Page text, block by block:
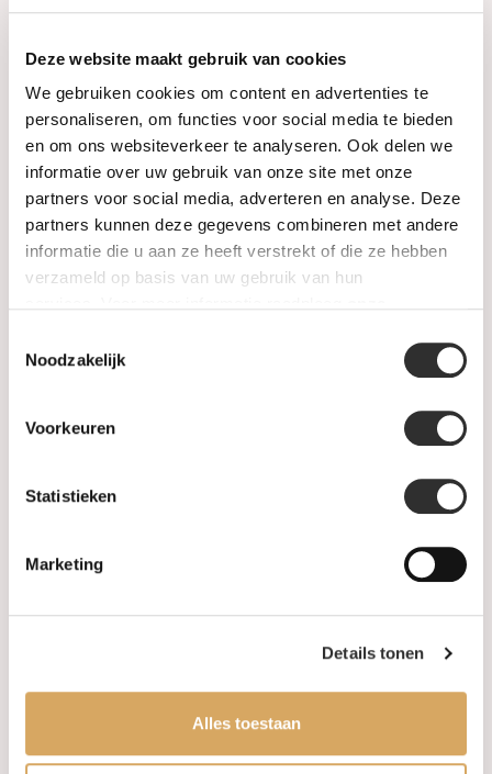
Deze website maakt gebruik van cookies
We gebruiken cookies om content en advertenties te
personaliseren, om functies voor social media te bieden
en om ons websiteverkeer te analyseren. Ook delen we
informatie over uw gebruik van onze site met onze
partners voor social media, adverteren en analyse. Deze
partners kunnen deze gegevens combineren met andere
informatie die u aan ze heeft verstrekt of die ze hebben
verzameld op basis van uw gebruik van hun
Noodzakelijk
Voorkeuren
Statistieken
Marketing
Details tonen
Alles toestaan
PRE-OWNED
Luxe Accessoires
Informatie
Heren Sieraden
SALE
Levertijd & verzendkosten